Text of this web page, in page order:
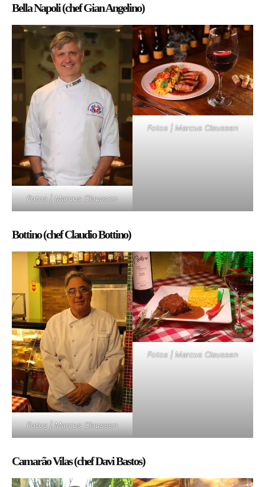
Bella Napoli (chef Gian Angelino)
Fotos | Marcus Claussen
Fotos | Marcus Claussen
Bottino (chef Claudio Bottino)
Fotos | Marcus Claussen
Fotos | Marcus Claussen
Camarão Vilas (chef Davi Bastos)